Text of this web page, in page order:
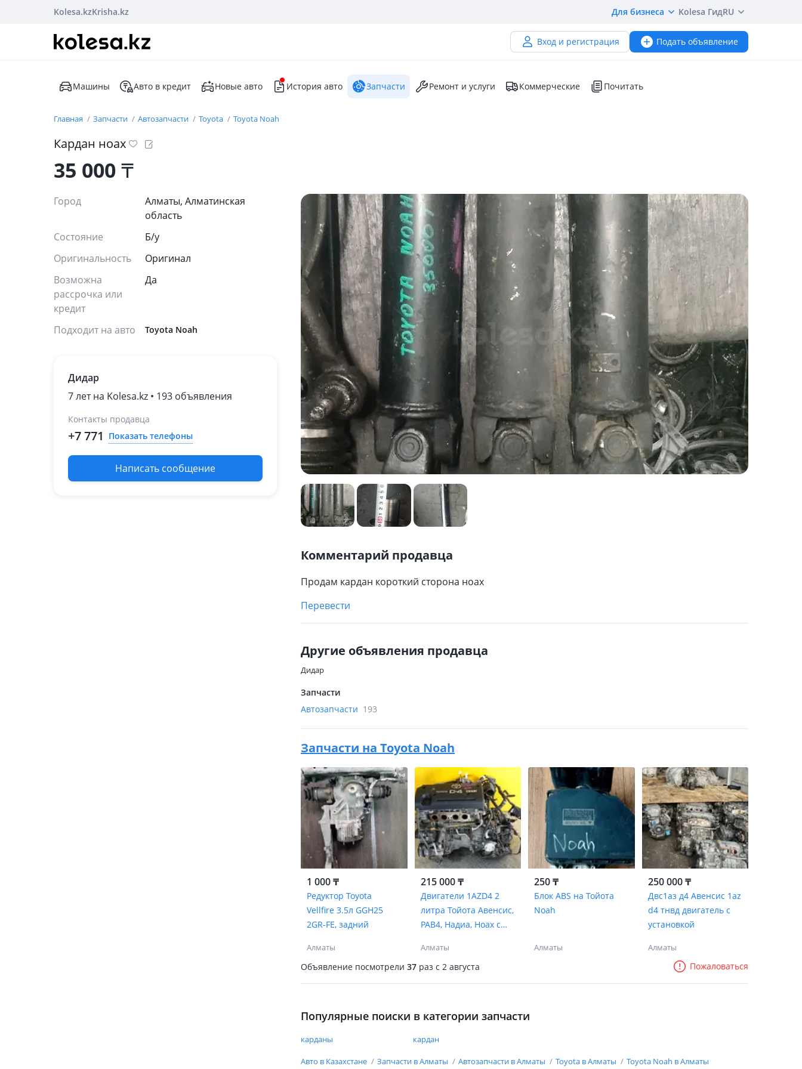
Kolesa.kzKrisha.kz Для бизнеса Kolesa ГидRU
Вход и регистрация Подать объявление
Машины Авто в кредит Новые авто История авто Запчасти Ремонт и услуги Коммерческие Почитать
Главная Запчасти Автозапчасти Toyota Toyota Noah
Кардан ноах
35 000₸
Город
Алматы, Алматинская
область
Состояние
Б/y
Оригинальность
Оригинал
Возможна
рассрочка или
кредит
Да
Подходит на авто Toyota Noah
Дидар
7 лет на Kolesa.kz • 193 объявления
Контакты продавца
+7 771 Показать телефоны
Написать сообщение
Комментарий продавца
Продам кардан короткий сторона ноах
Перевести
Другие объявления продавца
Дидар
Запчасти
Автозапчасти 193
Запчасти на Toyota Noah
1 000 ₸
Редуктор Toyota
Vellfire 3.5л GGH25
2GR-FE, задний
Алматы
215 000 ₸
Двигатели 1AZD4 2
литра Тойота Авенсис,
РАВ4, Надиа, Ноах с
Алматы
250 ₸
Блок ABS на Тойота
Noah
Алматы
250 000 ₸
Двс1аз д4 Авенсис 1az
d4 тнвд двигатель с
установкой
Алматы
Объявление посмотрели 37 раз c 2 августа Пожаловаться
Популярные поиски в категории запчасти
карданы кардан
Авто в Казахстане Запчасти в Алматы Автозапчасти в Алматы Toyota в Алматы Toyota Noah в Алматы